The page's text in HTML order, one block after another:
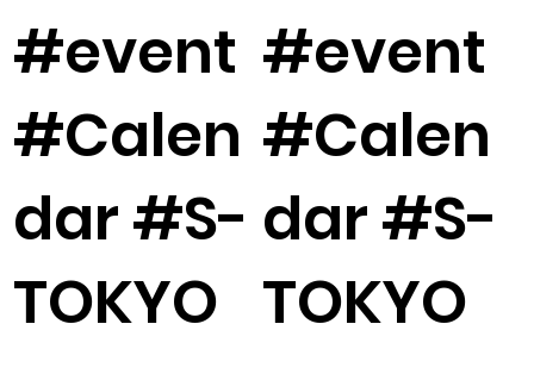
#event
#Calen
dar #S-
TOKYO
#event
#Calen
dar #S-
TOKYO